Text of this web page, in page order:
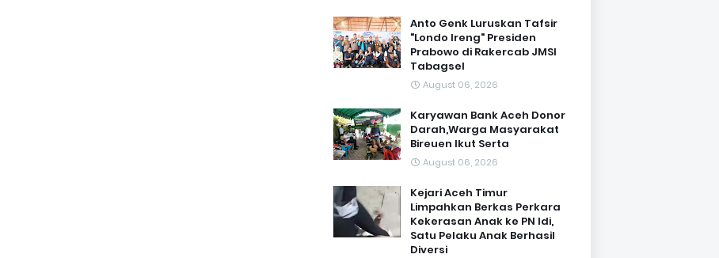
Anto Genk Luruskan Tafsir
"Londo Ireng" Presiden
Prabowo di Rakercab JMSI
Tabagsel
August 06, 2026
Karyawan Bank Aceh Donor
Darah,Warga Masyarakat
Bireuen Ikut Serta
August 06, 2026
Kejari Aceh Timur
Limpahkan Berkas Perkara
Kekerasan Anak ke PN Idi,
Satu Pelaku Anak Berhasil
Diversi